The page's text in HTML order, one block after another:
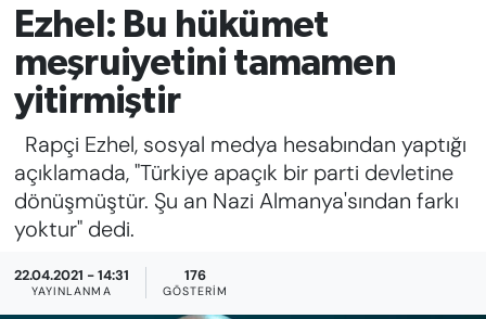
Ezhel: Bu hükümet
meşruiyetini tamamen
yitirmiştir
Rapçi Ezhel, sosyal medya hesabından yaptığı
açıklamada, "Türkiye apaçık bir parti devletine
dönüşmüştür. Şu an Nazi Almanya'sından farkı
yoktur" dedi.
22.04.2021 - 14:31
YAYINLANMA
176
GÖSTERIM
EMEK HABERLERİ
YENİ MEDYADA EMEK
GAZETECİLİĞİNİ GELİŞTİRMEK
FAYDALI BİLGİLER
GÜNDEM
EĞİTİM
İstanbul Namaz Vakitleri
Trafik Durumu
Süper Lig Puan Durumu ve Fikstür
Tüm Manşetler